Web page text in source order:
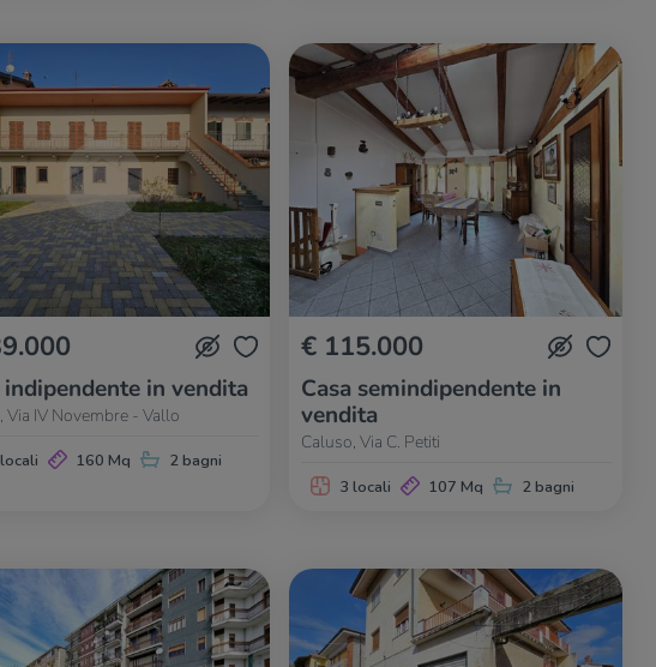
indipendente in vendita
Via IV Novembre - Vallo
160 Mq 2 bagni
€ 115.000
Casa semindipendente in
vendita
Caluso, Via C. Petiti
3 locali 107 Mq 2 bagni